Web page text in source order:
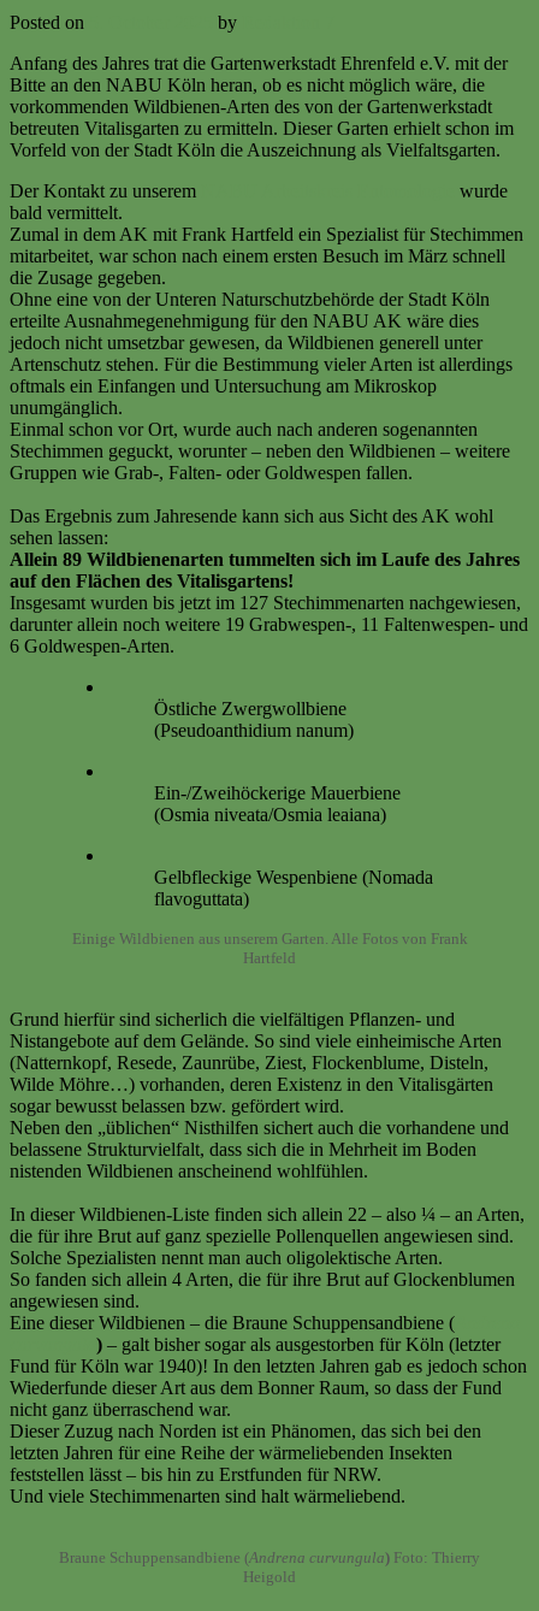
Posted on by
Anfang des Jahres trat die Gartenwerkstadt Ehrenfeld e.V. mit der
Bitte an den NABU Köln heran, ob es nicht möglich wäre, die
vorkommenden Wildbienen-Arten des von der Gartenwerkstadt
betreuten Vitalisgarten zu ermitteln. Dieser Garten erhielt schon im
Vorfeld von der Stadt Köln die Auszeichnung als Vielfaltsgarten.
Der Kontakt zu unserem
wurde
bald vermittelt.
Zumal in dem AK mit Frank Hartfeld ein Spezialist für Stechimmen
mitarbeitet, war schon nach einem ersten Besuch im März schnell
die Zusage gegeben.
Ohne eine von der Unteren Naturschutzbehörde der Stadt Köln
erteilte Ausnahmegenehmigung für den NABU AK wäre dies
jedoch nicht umsetzbar gewesen, da Wildbienen generell unter
Artenschutz stehen. Für die Bestimmung vieler Arten ist allerdings
oftmals ein Einfangen und Untersuchung am Mikroskop
unumgänglich.
Einmal schon vor Ort, wurde auch nach anderen sogenannten
Stechimmen geguckt, worunter – neben den Wildbienen – weitere
Gruppen wie Grab-, Falten- oder Goldwespen fallen.
Das Ergebnis zum Jahresende kann sich aus Sicht des AK wohl
sehen lassen:
Allein 89 Wildbienenarten tummelten sich im Laufe des Jahres
auf den Flächen des Vitalisgartens!
Insgesamt wurden bis jetzt im 127 Stechimmenarten nachgewiesen,
darunter allein noch weitere 19 Grabwespen-, 11 Faltenwespen- und
6 Goldwespen-Arten.
Östliche Zwergwollbiene
(Pseudoanthidium nanum)
Ein-/Zweihöckerige Mauerbiene
(Osmia niveata/Osmia leaiana)
Gelbfleckige Wespenbiene (Nomada
flavoguttata)
Einige Wildbienen aus unserem Garten. Alle Fotos von Frank
Hartfeld
Grund hierfür sind sicherlich die vielfältigen Pflanzen- und
Nistangebote auf dem Gelände. So sind viele einheimische Arten
(Natternkopf, Resede, Zaunrübe, Ziest, Flockenblume, Disteln,
Wilde Möhre…) vorhanden, deren Existenz in den Vitalisgärten
sogar bewusst belassen bzw. gefördert wird.
Neben den „üblichen“ Nisthilfen sichert auch die vorhandene und
belassene Strukturvielfalt, dass sich die in Mehrheit im Boden
nistenden Wildbienen anscheinend wohlfühlen.
In dieser Wildbienen-Liste finden sich allein 22 – also ¼ – an Arten,
die für ihre Brut auf ganz spezielle Pollenquellen angewiesen sind.
Solche Spezialisten nennt man auch oligolektische Arten.
So fanden sich allein 4 Arten, die für ihre Brut auf Glockenblumen
angewiesen sind.
Eine dieser Wildbienen – die Braune Schuppensandbiene (
) – galt bisher sogar als ausgestorben für Köln (letzter
Fund für Köln war 1940)! In den letzten Jahren gab es jedoch schon
Wiederfunde dieser Art aus dem Bonner Raum, so dass der Fund
nicht ganz überraschend war.
Dieser Zuzug nach Norden ist ein Phänomen, das sich bei den
letzten Jahren für eine Reihe der wärmeliebenden Insekten
feststellen lässt – bis hin zu Erstfunden für NRW.
Und viele Stechimmenarten sind halt wärmeliebend.
Braune Schuppensandbiene (Andrena curvungula) Foto: Thierry
Heigold